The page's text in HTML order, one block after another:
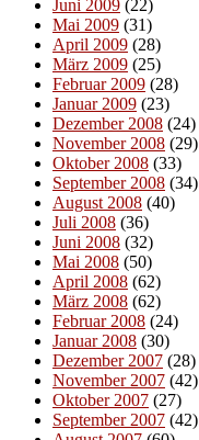
Juni 2009 (22)
Mai 2009 (31)
April 2009 (28)
März 2009 (25)
Februar 2009 (28)
Januar 2009 (23)
Dezember 2008 (24)
November 2008 (29)
Oktober 2008 (33)
September 2008 (34)
August 2008 (40)
Juli 2008 (36)
Juni 2008 (32)
Mai 2008 (50)
April 2008 (62)
März 2008 (62)
Februar 2008 (24)
Januar 2008 (30)
Dezember 2007 (28)
November 2007 (42)
Oktober 2007 (27)
September 2007 (42)